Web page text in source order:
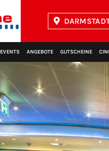
EVENTS ANGEBOTE GUTSCHEINE